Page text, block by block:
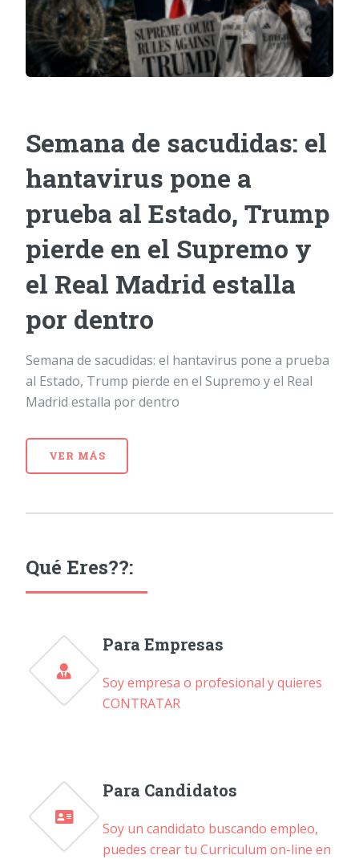
Semana de sacudidas: el
hantavirus pone a
prueba al Estado, Trump
pierde en el Supremo y
el Real Madrid estalla
por dentro
Semana de sacudidas: el hantavirus pone a prueba
al Estado, Trump pierde en el Supremo y el Real
Madrid estalla por dentro
VER MÁS
Qué Eres??:
Para Empresas
Soy empresa o profesional y quieres
CONTRATAR
Para Candidatos
Soy un candidato buscando empleo,
puedes crear tu Curriculum on-line en